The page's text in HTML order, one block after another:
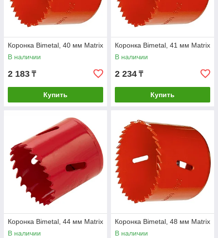
Коронка Bimetal, 40 мм Matrix
В наличии
2 183 ₸
Купить
Коронка Bimetal, 41 мм Matrix
В наличии
2 234 ₸
Купить
Коронка Bimetal, 44 мм Matrix
В наличии
Коронка Bimetal, 48 мм Matrix
В наличии